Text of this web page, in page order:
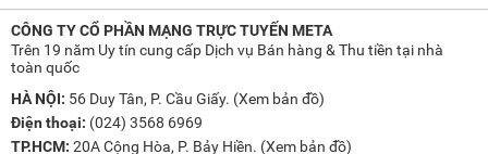
rất lớn. Nhờ đó, máy có thể bám chặt trên bề mặt kim loại ở nhiều
vị trí: ngang, đứng, thậm chí trên cao.
Động cơ: Tạo công suất cho trục chính quay, thường đủ mạnh để
xử lý vật liệu cứng.
Trục chính và đầu kẹp: Gắn và giữ mũi khoan từ (lưỡi cắt vành),
truyền lực quay chính xác và ổn định.
CÔNG TY CỔ PHẦN MẠNG TRỰC TUYẾN META
Trên 19 năm Uy tín cung cấp Dịch vụ Bán hàng & Thu tiền tại nhà
toàn quốc
HÀ NỘI: 56 Duy Tân, P. Cầu Giấy. (Xem bản đồ)
Điện thoại: (024) 3568 6969
TP.HCM: 20A Cộng Hòa, P. Bảy Hiền. (Xem bản đồ)